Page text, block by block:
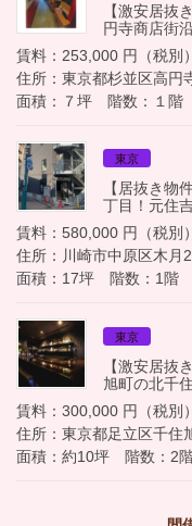
【激安居抜
円寺商店街
賃料：253,000 円（税別）
住所：東京都杉並区高円
面積：７坪 階数：１階
東京
【居抜き物
丁目！元住
賃料：580,000 円（税別）
住所：川崎市中原区木月
面積：17坪 階数：1階
東京
【激安居抜
旭町の北千
賃料：300,000 円（税別）
住所：東京都足立区千住
面積：約10坪 階数：2